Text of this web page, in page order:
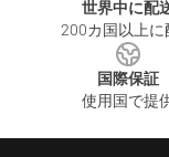
世界中に配
200カ国以上に
国際保証
使用国で提